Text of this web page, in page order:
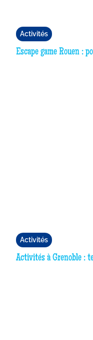
Activités
Escape game Rouen :
Activités
Activités à Grenoble :